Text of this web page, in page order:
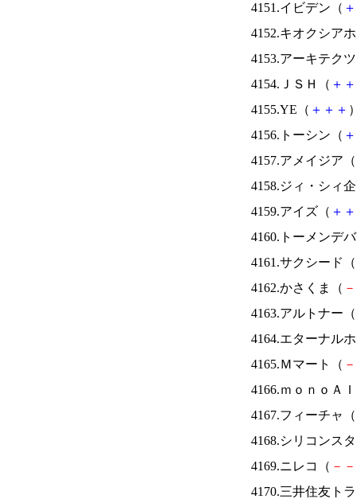
4151.イビデン（ ＋
4152.キオクシア
4153.アーキテク
4154.ＪＳＨ（ ＋ ＋
4155.YE（ ＋ ＋ ＋
4156.トーシン（ ＋
4157.アメイジア（
4158.ジィ・シィ
4159.アイズ（ ＋ ＋
4160.トーメンデ
4161.サクシード（
4162.かさくま（ －
4163.アルトナー（
4164.エターナル
4165.Ｍマート（ －
4166.ｍｏｎｏＡ
4167.フィーチャ（
4168.シリコンス
4169.ニレコ（ － －
4170.三井住友ト